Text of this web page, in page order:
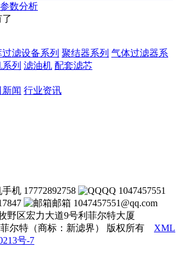
数分析
滤设备系列 聚结器系列 气体过滤器系
列 滤油机 配套滤芯
闻 行业资讯
手机 17772892758
QQ 1047457551
邮箱 1047457551@qq.com
野区宏力大道9号利菲尔特大厦
菲尔特（商标：新滤界） 版权所有 XML
号-7